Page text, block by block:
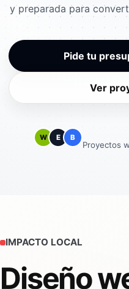
y preparada para
Pide tu
Ver
W E B
Proyectos
IMPACTO LOCAL
Diseño